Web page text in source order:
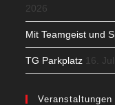
2026
Mit Teamgeist und
TG Parkplatz 16.
Veranstaltungen